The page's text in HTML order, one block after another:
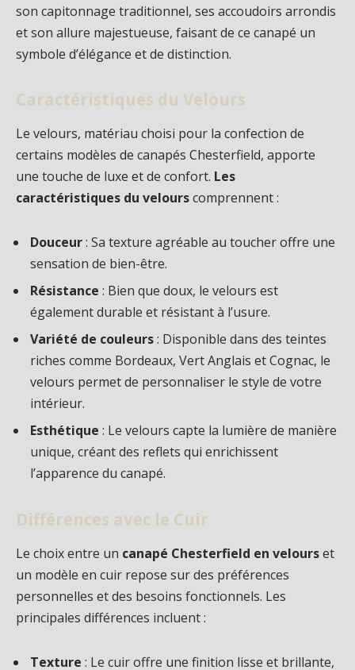
son capitonnage traditionnel, ses accoudoirs arrondis
et son allure majestueuse, faisant de ce canapé un
symbole d’élégance et de distinction.
Caractéristiques du Velours
Le velours, matériau choisi pour la confection de
certains modèles de canapés Chesterfield, apporte
une touche de luxe et de confort. Les
caractéristiques du velourscomprennent :
Douceur: Sa texture agréable au toucher offre une
sensation de bien-être.
Résistance : Bien que doux, le velours est
également durable et résistant à l’usure.
Variété de couleurs: Disponible dans des teintes
riches comme Bordeaux, Vert Anglais et Cognac, le
velours permet de personnaliser le style de votre
intérieur.
Esthétique : Le velours capte la lumière de manière
unique, créant des reflets qui enrichissent
l’apparence du canapé.
Différences avec le Cuir
Le choix entre un canapé Chesterfield en velourset
un modèle en cuir repose sur des préférences
personnelles et des besoins fonctionnels. Les
principales différences incluent :
Texture : Le cuir offre une finition lisse et brillante,